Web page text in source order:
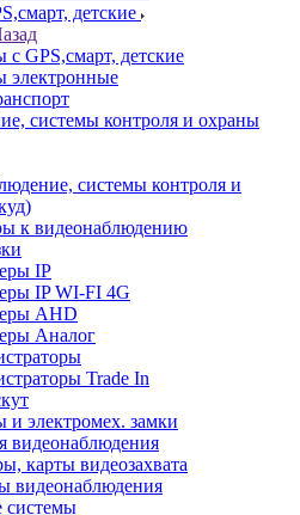
детские
с GPS,смарт, детские
электронные
системы контроля и охраны
системы контроля и
к видеонаблюдению
IP
IP WI-FI 4G
AHD
Аналог
Trade In
электромех. замки
видеонаблюдения
карты видеозахвата
видеонаблюдения
системы